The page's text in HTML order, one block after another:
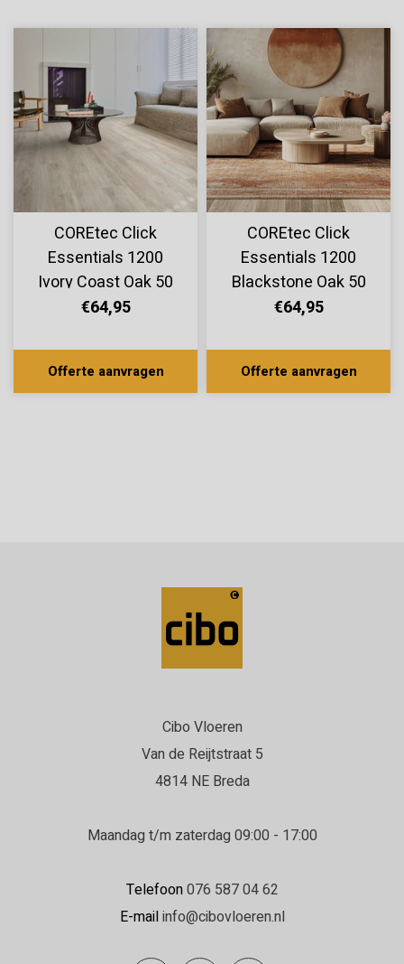
COREtec Click
Essentials 1200
Ivory Coast Oak 50
LVP 705
€64,95
Offerte aanvragen
COREtec Click
Essentials 1200
Blackstone Oak 50
LVP 707
€64,95
Offerte aanvragen
Cibo Vloeren
Van de Reijtstraat 5
4814 NE Breda
Maandag t/m zaterdag 09:00 - 17:00
Telefoon076 587 04 62
E-mailinfo@cibovloeren.nl